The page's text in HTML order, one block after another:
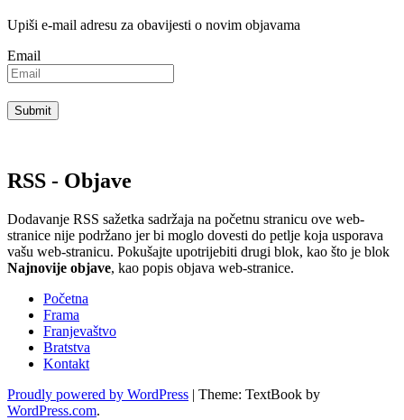
Upiši e-mail adresu za obavijesti o novim objavama
Email
RSS - Objave
Dodavanje RSS sažetka sadržaja na početnu stranicu ove web-
stranice nije podržano jer bi moglo dovesti do petlje koja usporava
vašu web-stranicu. Pokušajte upotrijebiti drugi blok, kao što je blok
Najnovije objave, kao popis objava ​​web-stranice.
Početna
Frama
Franjevaštvo
Bratstva
Kontakt
Proudly powered by WordPress | Theme: TextBook by
WordPress.com.